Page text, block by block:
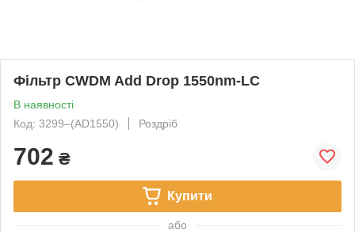
Фільтр CWDM Add Drop 1550nm-LC
В наявності
Код: 3299‒(AD1550)
Роздріб
702 ₴
Купити
або